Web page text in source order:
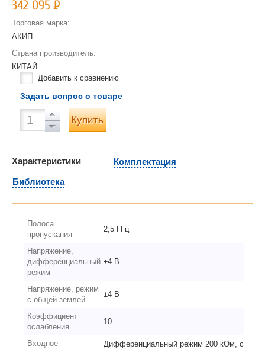
342 095Р
Торговая марка:
АКИП
Страна производитель:
КИТАЙ
Добавить к сравнению
Задать вопрос о товаре
Купить
Характеристики
Комплектация
Библиотека
Полоса
пропускания
2,5 ГГц
Напряжение,
дифференциальный
режим
±4 В
Напряжение, режим
с общей землей
±4 В
Коэффициент
ослабления
10
Входное
Дифференциальный режим 200 кОм, с